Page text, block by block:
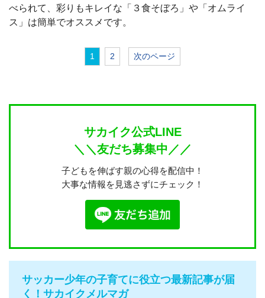
べられて、彩りもキレイな「３食そぼろ」や「オムライ
ス」は簡単でオススメです。
1 2 次のページ
サカイク公式LINE
＼＼友だち募集中／／
子どもを伸ばす親の心得を配信中！
大事な情報を見逃さずにチェック！
サッカー少年の子育てに役立つ最新記事が届
く！サカイクメルマガ